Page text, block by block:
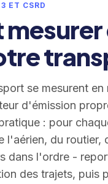
ET CSRD
se mesurent
d'émission
: pour
l'aérien, du routier,
dans l'ordre -
des trajets, puis